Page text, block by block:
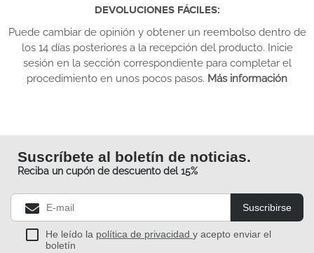
DEVOLUCIONES FÁCILES:
Puede cambiar de opinión y obtener un reembolso dentro de
los 14 días posteriores a la recepción del producto. Inicie
sesión en la sección correspondiente para completar el
procedimiento en unos pocos pasos. Más información
Suscríbete al boletín de noticias.
Reciba un cupón de descuento del 15%
Suscribirse
He leído la política de privacidad y acepto enviar el
boletín